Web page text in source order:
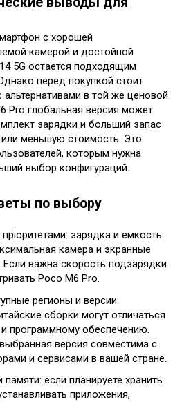
с хорошей
камерой и достойной
5G остается подходящим
перед покупкой стоит
альтернативами в той же ценовой
Pro глобальная версия может
зарядки и больший запас
меньшую стоимость. Это
которым нужна
выбор конфигураций.
по выбору
зарядка и емкость
камера и экранные
Если важна скорость подзарядки
Poco M6 Pro.
регионы и версии:
сборки могут отличаться
программному обеспечению.
версия совместима с
и сервисами в вашей стране.
если планируете хранить
приложения,